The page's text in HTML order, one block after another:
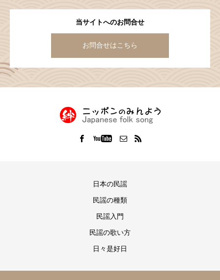
当サイトへのお問合せ
お問合せはこちら
日本の民謡
民謡の種類
民謡入門
民謡の歌い方
日々是好日